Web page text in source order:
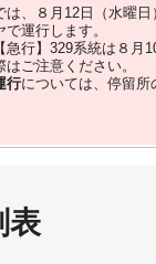
、８⽉12⽇（水曜日
運⾏します。
行】329系統は８月
ご注意ください。
行については、停留所
表